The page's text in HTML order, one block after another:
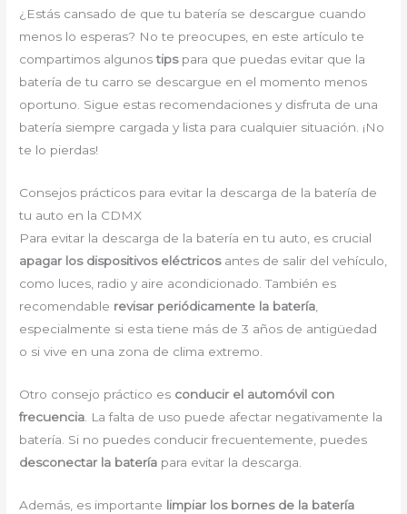
¿Estás cansado de que tu batería se descargue cuando
menos lo esperas? No te preocupes, en este artículo te
compartimos algunostipspara que puedas evitar que la
batería de tu carro se descargue en el momento menos
oportuno. Sigue estas recomendaciones y disfruta de una
batería siempre cargada y lista para cualquier situación. ¡No
te lo pierdas!
Consejos prácticos para evitar la descarga de la batería de
tu auto en la CDMX
Para evitar la descarga de la batería en tu auto, es crucial
apagar los dispositivos eléctricosantes de salir del vehículo,
como luces, radio y aire acondicionado. También es
recomendable revisar periódicamente la batería
especialmente si esta tiene más de 3 años de antigüedad
o si vive en una zona de clima extremo.
Otro consejo práctico es conducir el automóvil con
frecuencia . La falta de uso puede afectar negativamente la
batería. Si no puedes conducir frecuentemente, puedes
desconectar la batería para evitar la descarga.
Además, es importante limpiar los bornes de la batería